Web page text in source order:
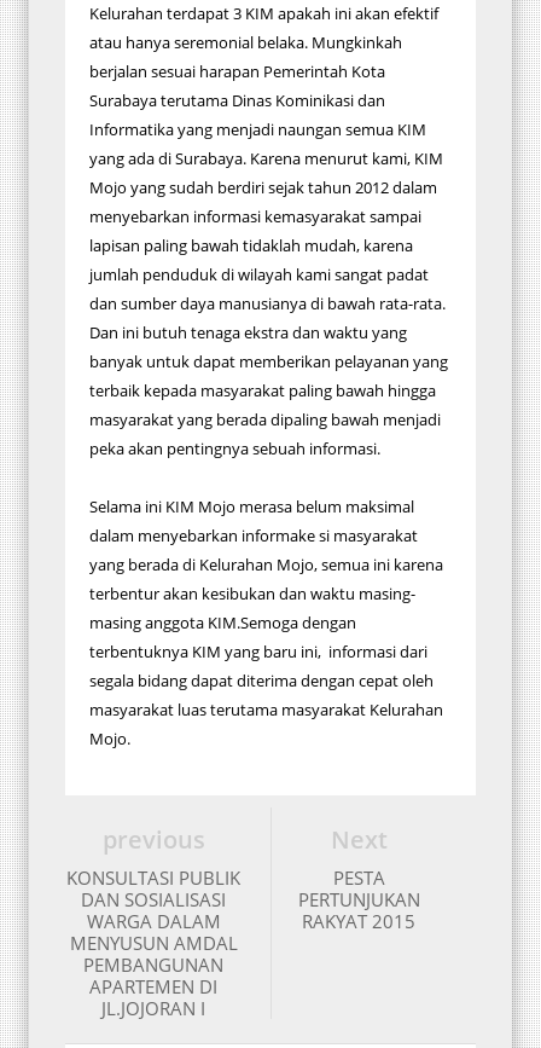
Kelurahan terdapat 3 KIM apakah ini akan efektif
atau hanya seremonial belaka. Mungkinkah
berjalan sesuai harapan Pemerintah Kota
Surabaya terutama Dinas Kominikasi dan
Informatika yang menjadi naungan semua KIM
yang ada di Surabaya. Karena menurut kami, KIM
Mojo yang sudah berdiri sejak tahun 2012 dalam
menyebarkan informasi kemasyarakat sampai
lapisan paling bawah tidaklah mudah, karena
jumlah penduduk di wilayah kami sangat padat
dan sumber daya manusianya di bawah rata-rata.
Dan ini butuh tenaga ekstra dan waktu yang
banyak untuk dapat memberikan pelayanan yang
terbaik kepada masyarakat paling bawah hingga
masyarakat yang berada dipaling bawah menjadi
peka akan pentingnya sebuah informasi.
Selama ini KIM Mojo merasa belum maksimal
dalam menyebarkan informake si masyarakat
yang berada di Kelurahan Mojo, semua ini karena
terbentur akan kesibukan dan waktu masing-
masing anggota KIM.Semoga dengan
terbentuknya KIM yang baru ini, informasi dari
segala bidang dapat diterima dengan cepat oleh
masyarakat luas terutama masyarakat Kelurahan
Mojo.
Next
PESTA
PERTUNJUKAN
RAKYAT 2015
previous
KONSULTASI PUBLIK
DAN SOSIALISASI
WARGA DALAM
MENYUSUN AMDAL
PEMBANGUNAN
APARTEMEN DI
JL.JOJORAN I